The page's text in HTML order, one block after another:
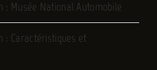
: Musée National Automobile
: Caractéristiques et